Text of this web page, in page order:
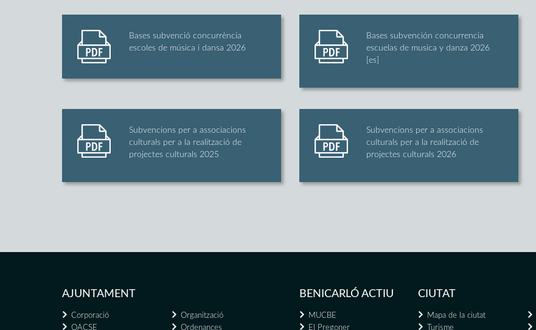
Bases subvenció concurrència
escoles de música i dansa 2026
Bases subvención concurrencia
escuelas de musica y danza 2026
[es]
Subvencions per a associacions
culturals per a la realització de
projectes culturals 2025
Subvencions per a associacions
culturals per a la realització de
projectes culturals 2026
AJUNTAMENT
Corporació
Organització
OACSE
Ordenances
BENICARLÓ ACTIU
MUCBE
El Pregoner
CIUTAT
Mapa de la ciutat
Turisme